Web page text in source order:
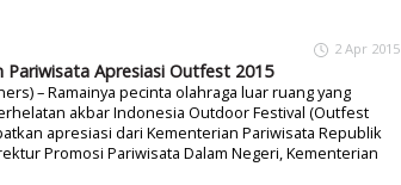
2 Apr 2015
Pariwisata Apresiasi Outfest 2015
– Ramainya pecinta olahraga luar ruang yang
akbar Indonesia Outdoor Festival (Outfest
apresiasi dari Kementerian Pariwisata Republik
Promosi Pariwisata Dalam Negeri, Kementerian